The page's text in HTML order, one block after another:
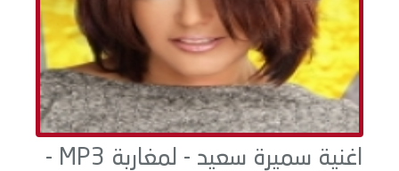
اغنية سميرة سعيد - لمغاربة MP3 -